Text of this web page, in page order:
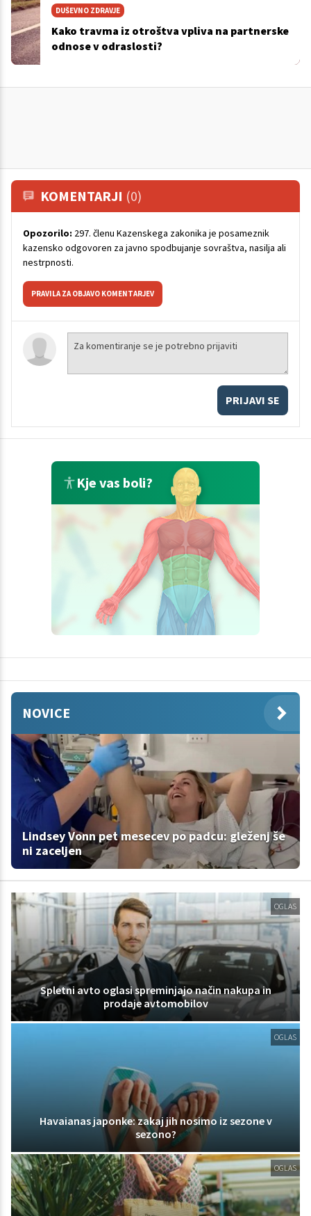
DUŠEVNO ZDRAVJE
Kako travma iz otroštva vpliva na partnerske
odnose v odraslosti?
KOMENTARJI (0)
Opozorilo: 297. členu Kazenskega zakonika je posameznik
kazensko odgovoren za javno spodbujanje sovraštva, nasilja ali
nestrpnosti.
PRAVILA ZA OBJAVO KOMENTARJEV
PRIJAVI SE
Kje vas boli?
NOVICE
Lindsey Vonn pet mesecev po padcu: gleženj še
ni zaceljen
OGLAS
Spletni avto oglasi spreminjajo način nakupa in
prodaje avtomobilov
OGLAS
Havaianas japonke: zakaj jih nosimo iz sezone v
sezono?
OGLAS